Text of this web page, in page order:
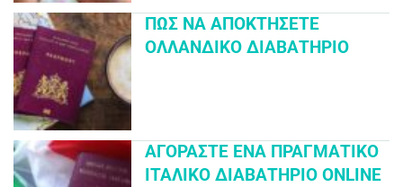
ΠΏΣ ΝΑ ΑΠΟΚΤΉΣΕΤΕ
ΟΛΛΑΝΔΙΚΌ ΔΙΑΒΑΤΉΡΙΟ
ΑΓΟΡΆΣΤΕ ΈΝΑ ΠΡΑΓΜΑΤΙΚΌ
ΙΤΑΛΙΚΌ ΔΙΑΒΑΤΉΡΙΟ ONLINE